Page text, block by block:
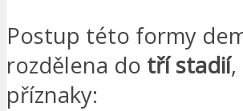
Postup této formy
rozdělena do tří stadií,
příznaky: